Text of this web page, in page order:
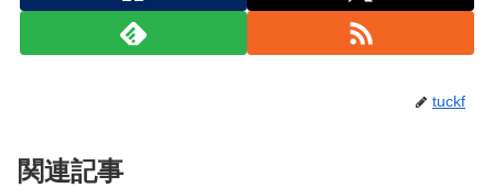
tuckf
関連記事